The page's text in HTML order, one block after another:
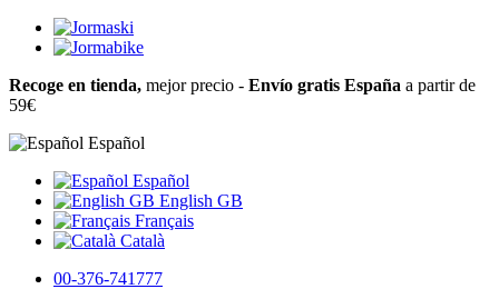
Recoge en tienda, mejor precio - Envío gratis España a partir de
59€
Español
Español
English GB
Français
Català
00-376-741777